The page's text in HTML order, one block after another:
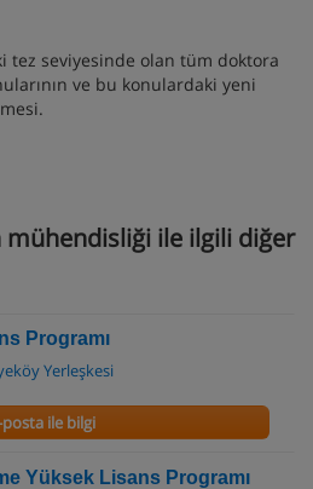
tez seviyesinde olan tüm doktora
ve bu konulardaki yeni
ile ilgili diğer
Programı
Yerleşkesi
posta ile bilgi
Yüksek Lisans Programı